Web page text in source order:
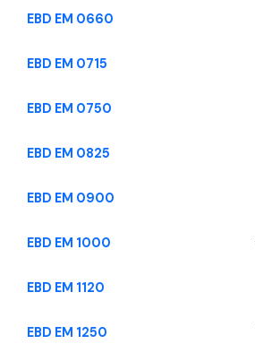
EBD EM 0660
EBD EM 0715
EBD EM 0750
EBD EM 0825
EBD EM 0900
EBD EM 1000
EBD EM 1120
EBD EM 1250